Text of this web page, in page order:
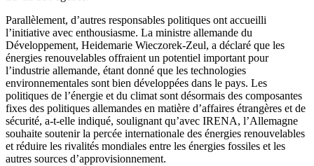
Parallèlement, d’autres responsables politiques ont accueilli
l’initiative avec enthousiasme. La ministre allemande du
Développement, Heidemarie Wieczorek-Zeul, a déclaré que les
énergies renouvelables offraient un potentiel important pour
l’industrie allemande, étant donné que les technologies
environnementales sont bien développées dans le pays. Les
politiques de l’énergie et du climat sont désormais des composantes
fixes des politiques allemandes en matière d’affaires étrangères et de
sécurité, a-t-elle indiqué, soulignant qu’avec IRENA, l’Allemagne
souhaite soutenir la percée internationale des énergies renouvelables
et réduire les rivalités mondiales entre les énergies fossiles et les
autres sources d’approvisionnement.